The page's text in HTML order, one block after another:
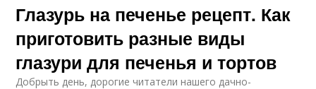
Глазурь на печенье рецепт. Как
приготовить разные виды
глазури для печенья и тортов
Добрыть день, дорогие читатели нашего дачно-